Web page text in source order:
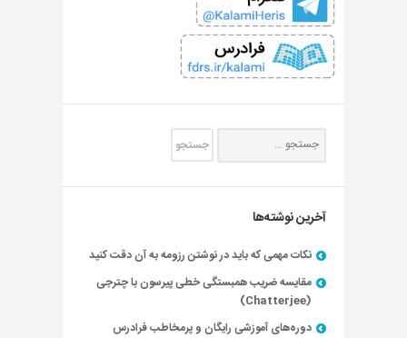
آخرین نوشته‌ها
نکات مهمی که باید در نوشتن رزومه به آن دقت کنید
مقایسه ضریب همبستگی خطی پیرسون با چترجی
(Chatterjee)
دوره‌های آموزشی رایگان و پرمخاطب فرادرس